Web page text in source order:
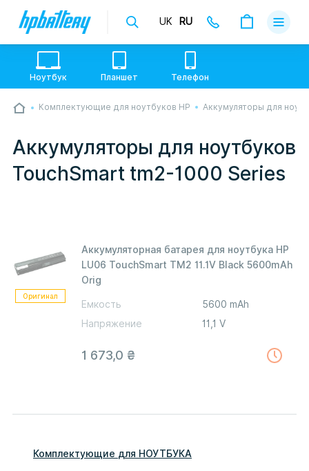
💙💛 Слава УкраЇні! Ми працюємо. Надсилаємо
Опрацьовуємо замовлення у звичному графіку
настільки швидко, як можемо. Якщо буде затримка
- пробачте, швидше за все у нас лунає повітряна
тривога. Але ми виліземо зі сховища і
UK RU
Доставка
Контакты
Ноутбук Планшет Телефон
Комплектующие для ноутбуков HP Аккумуляторы для
Аккумуляторы для ноутбуков
TouchSmart tm2-1000 Series
Оригинал
Аккумуляторная батарея для ноутбука HP
LU06 TouchSmart TM2 11.1V Black 5600mAh
Orig
Емкость
5600 mAh
Напряжение
11,1 V
1 673,0 ₴
Комплектующие для НОУТБУКА